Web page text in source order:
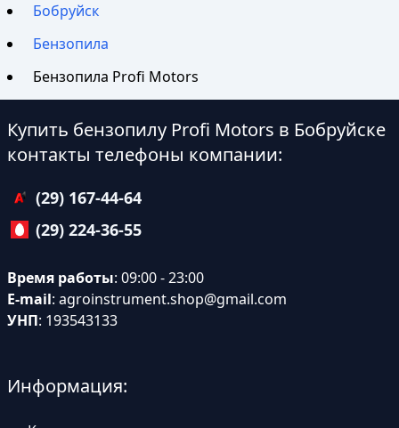
Бобруйск
Бензопила
Бензопила Profi Motors
Купить бензопилу Profi Motors в Бобруйске
контакты телефоны компании:
(29) 167-44-64
(29) 224-36-55
Время работы: 09:00 - 23:00
E-mail: agroinstrument.shop@gmail.com
УНП: 193543133
Информация: